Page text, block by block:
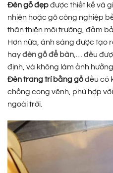
Đèn gỗ đẹpđược thiết kế và
nhiên hoặc gỗ công nghiệp
thân thiện môi trường, đảm
Hơn nữa, ánh sáng được tạo
hayđèn gỗ để bàn ,… đều
định, và không làm ảnh
Đèn trang trí bằng gỗđều có
chống cong vênh, phù hợp
ngoài trời.